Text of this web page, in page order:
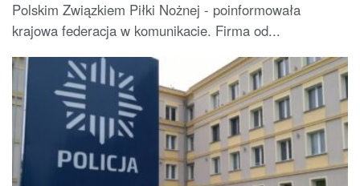
Polskim Związkiem Piłki Nożnej - poinformowała
krajowa federacja w komunikacie. Firma od...